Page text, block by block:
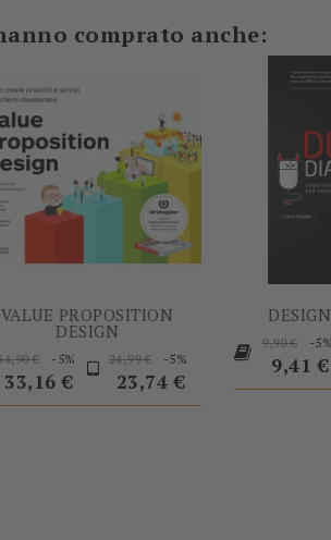
comprato anche:
VALUE PROPOSITION
DESIGN
base
€ -5%
Prezzo
33,16 €
Prezzo
base
24,99 € -5%
Prezzo
23,74 €
Prezzo
base
9,90 € -5%
9,41 €